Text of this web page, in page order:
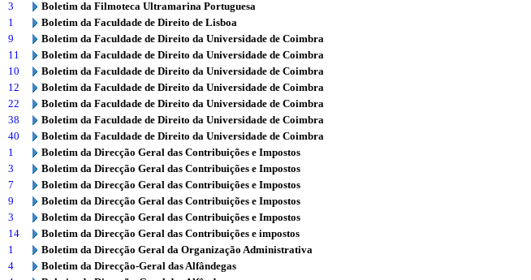
3
Boletim da Filmoteca Ultramarina Portuguesa
1
Boletim da Faculdade de Direito de Lisboa
9
Boletim da Faculdade de Direito da Universidade de Coimbra
11
Boletim da Faculdade de Direito da Universidade de Coimbra
10
Boletim da Faculdade de Direito da Universidade de Coimbra
12
Boletim da Faculdade de Direito da Universidade de Coimbra
22
Boletim da Faculdade de Direito da Universidade de Coimbra
38
Boletim da Faculdade de Direito da Universidade de Coimbra
40
Boletim da Faculdade de Direito da Universidade de Coimbra
1
Boletim da Direcção Geral das Contribuições e Impostos
3
Boletim da Direcção Geral das Contribuições e Impostos
7
Boletim da Direcção Geral das Contribuições e Impostos
9
Boletim da Direcção Geral das Contribuições e Impostos
3
Boletim da Direcção Geral das Contribuições e Impostos
14
Boletim da Direcção Geral das Contribuições e impostos
1
Boletim da Direcção Geral da Organização Administrativa
4
Boletim da Direcção-Geral das Alfândegas